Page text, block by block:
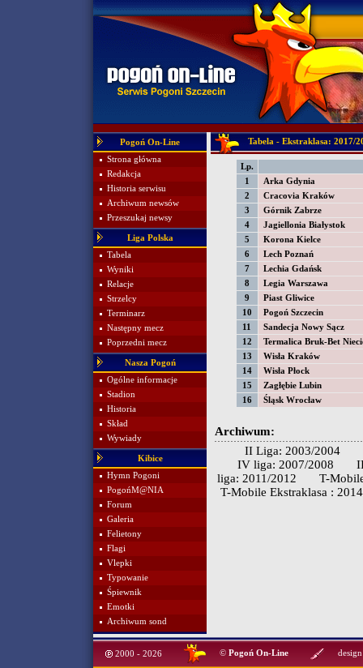
Pogoń On-Line
Strona główna
Redakcja
Historia serwisu
Archiwum newsów
Przeszukaj newsy
Liga Polska
Tabela
Wyniki
Relacje
Strzelcy
Terminarz
Następny mecz
Poprzedni mecz
Nasza Pogoń
Ogólne informacje
Stadion
Historia
Skład
Wywiady
Kibice
Hymn Pogoni
PogońM@NIA
Forum
Galeria
Felietony
Flagi
Vlepki
Typowanie
Śpiewnik
Emotki
Archiwum sond
Tabela - Ekstraklasa: 2017/
Lp.
1
Arka Gdynia
2
Cracovia Kraków
3
Górnik Zabrze
4
Jagiellonia Białystok
5
Korona Kielce
6
Lech Poznań
7
Lechia Gdańsk
8
Legia Warszawa
9
Piast Gliwice
10
Pogoń Szczecin
11
Sandecja Nowy Sącz
12
Termalica Bruk-Bet
13
Wisła Kraków
14
Wisła Płock
15
Zagłębie Lubin
16
Śląsk Wrocław
Archiwum:
II Liga: 2003/2004
IV liga: 2007/2008
liga: 2011/2012
T-
T-Mobile Ekstraklasa :
2000 - 2026 © Pogoń On-Line